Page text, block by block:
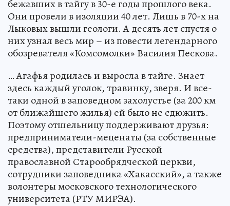
бежавших в тайгу в 30-е годы прошлого века.
Они провели в изоляции 40 лет. Лишь в 70-х на
Лыковых вышли геологи. А десять лет спустя о
них узнал весь мир – из повести легендарного
обозревателя «Комсомолки» Василия Пескова.
… Агафья родилась и выросла в тайге. Знает
здесь каждый уголок, травинку, зверя. И все-
таки одной в заповедном захолустье (за 200 км
от ближайшего жилья) ей было не сдюжить.
Поэтому отшельницу поддерживают друзья:
предприниматели-меценаты (за собственные
средства), представители Русской
православной Старообрядческой церкви,
сотрудники заповедника «Хакасский», а также
волонтеры московского технологического
университета (РТУ МИРЭА).